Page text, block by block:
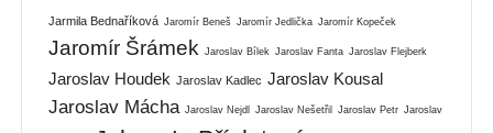
Jarmila Bednaříková Jaromír Beneš Jaromír Jedlička Jaromír Kopeček
Jaromír Šrámek Jaroslav Bílek Jaroslav Fanta Jaroslav Flejberk
Jaroslav Houdek Jaroslav Kadlec Jaroslav Kousal
Jaroslav Mácha Jaroslav Nejdl Jaroslav Nešetřil Jaroslav Petr Jaroslav